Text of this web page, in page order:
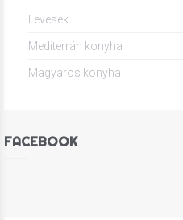
Levesek
Mediterrán konyha
Magyaros konyha
FACEBOOK